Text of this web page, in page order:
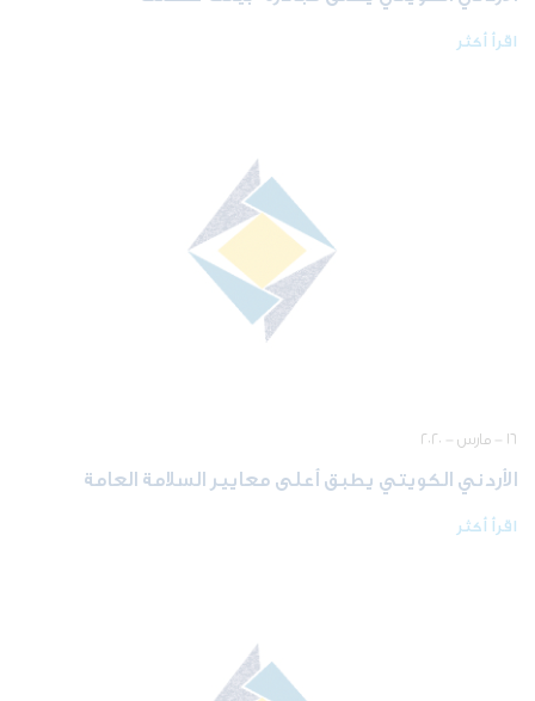
اقرأ أكثر
١٦ - مارس - ٢٠٢٠
الأردني الكويتي يطبق أعلى معايير السلامة العامة
اقرأ أكثر